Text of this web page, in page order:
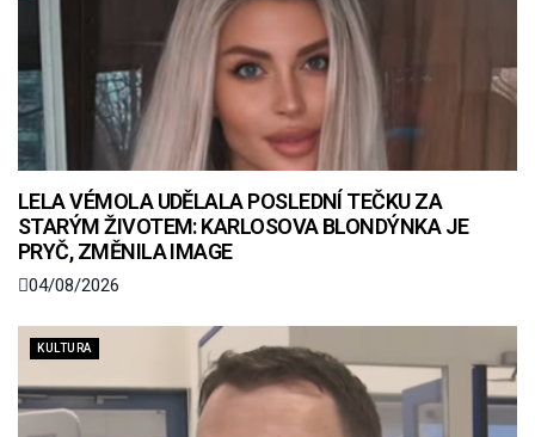
LELA VÉMOLA UDĚLALA POSLEDNÍ TEČKU ZA
STARÝM ŽIVOTEM: KARLOSOVA BLONDÝNKA JE
PRYČ, ZMĚNILA IMAGE
04/08/2026
KULTURA